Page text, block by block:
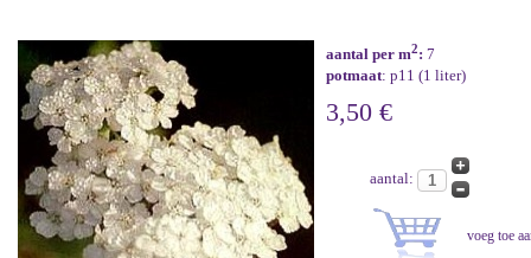
aantal per m2: 7
potmaat: p11 (1 liter)
3,50 €
aantal: